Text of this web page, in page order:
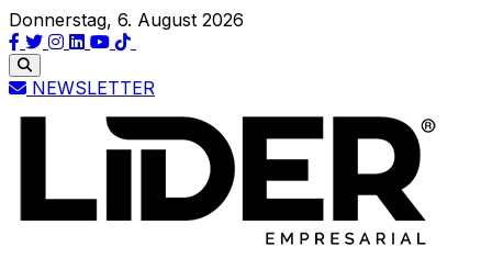
Donnerstag, 6. August 2026
NEWSLETTER